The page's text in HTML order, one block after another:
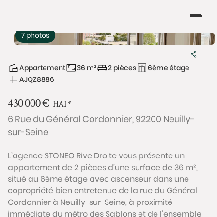
7 photos
Appartement 36 m² 2 pièces
6ème étage
AJQZ8886
430 000€ HAI*
6 Rue du Général Cordonnier, 92200 Neuilly-
sur-Seine
L’agence STONEO Rive Droite vous présente un
appartement de 2 pièces d’une surface de 36 m²,
situé au 6ème étage avec ascenseur dans une
copropriété bien entretenue de la rue du Général
Cordonnier à Neuilly-sur-Seine, à proximité
immédiate du métro des Sablons et de l’ensemble